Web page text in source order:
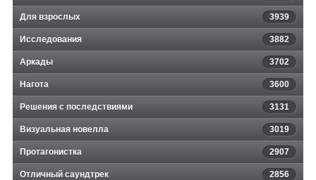
Для взрослых 3939
Исследования 3882
Аркады 3702
Нагота 3600
Решения с последствиями 3131
Визуальная новелла 3019
Протагонистка 2907
Отличный саундтрек 2856